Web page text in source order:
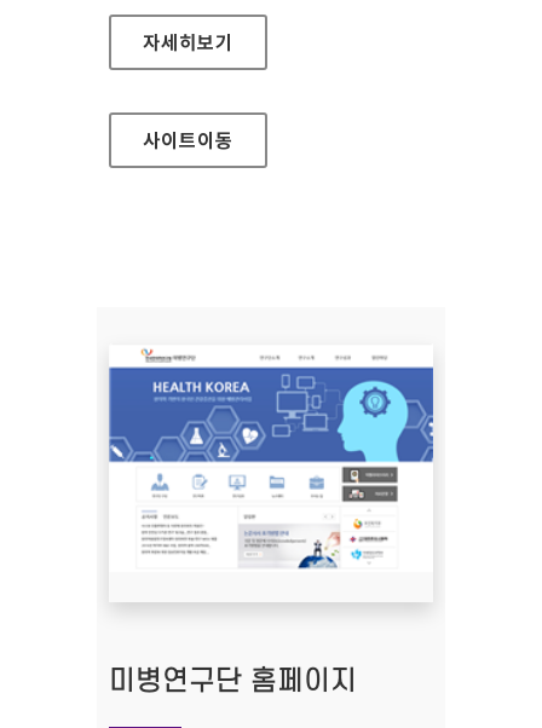
레인보우영동도서관 홈페이지
자세히보기
사이트이동
미병연구단 홈페이지